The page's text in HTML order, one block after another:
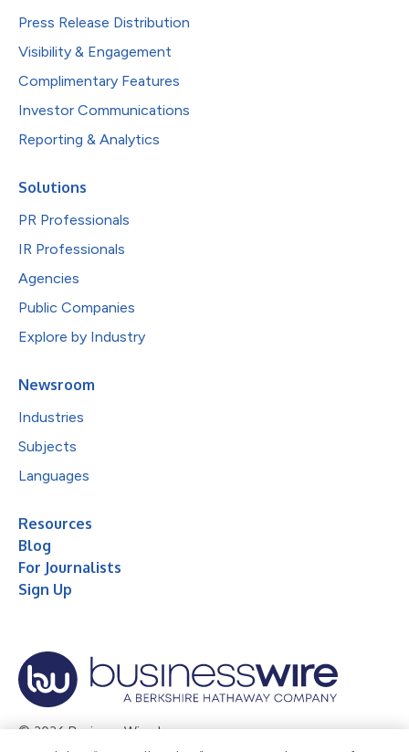
Press Release Distribution
Visibility & Engagement
Complimentary Features
Investor Communications
Reporting & Analytics
Solutions
PR Professionals
IR Professionals
Agencies
Public Companies
Explore by Industry
Newsroom
Industries
Subjects
Languages
Resources
Blog
For Journalists
Sign Up
© 2026 Business Wire, Inc.